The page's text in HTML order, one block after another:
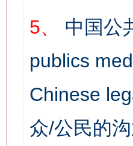
5、
中国公
publics
Chinese
众/公民的